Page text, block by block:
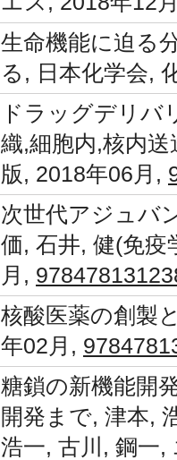
生命機能に迫る
る, 日本化学会,
ドラッグデリバ
織,細胞内,核内
版, 2018年06月,
次世代アジュバ
価, 石井, 健(免疫
月,
核酸医薬の創製
年02月,
糖鎖の新機能開
開発まで, 津本,
浩一, 古川, 鋼一,